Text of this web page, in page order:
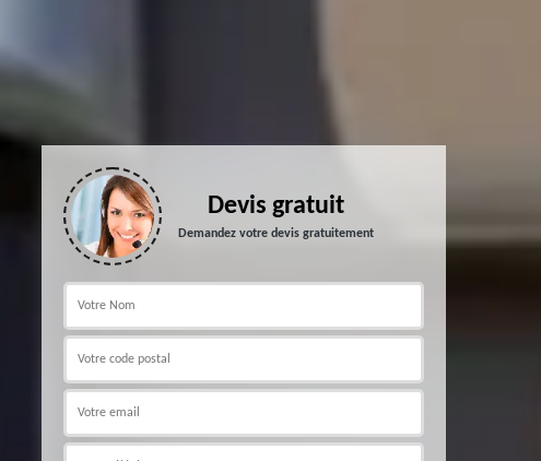
Devis gratuit
Demandez votre devis gratuitement